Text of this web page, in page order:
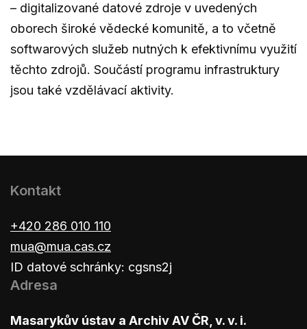
– digitalizované datové zdroje v uvedených
oborech široké vědecké komunitě, a to včetně
softwarových služeb nutných k efektivnímu využití
těchto zdrojů. Součástí programu infrastruktury
jsou také vzdělávací aktivity.
Kontakt
+420 286 010 110
mua@mua.cas.cz
ID datové schránky: cgsns2j
Adresa
Masarykův ústav a Archiv AV ČR, v. v. i.